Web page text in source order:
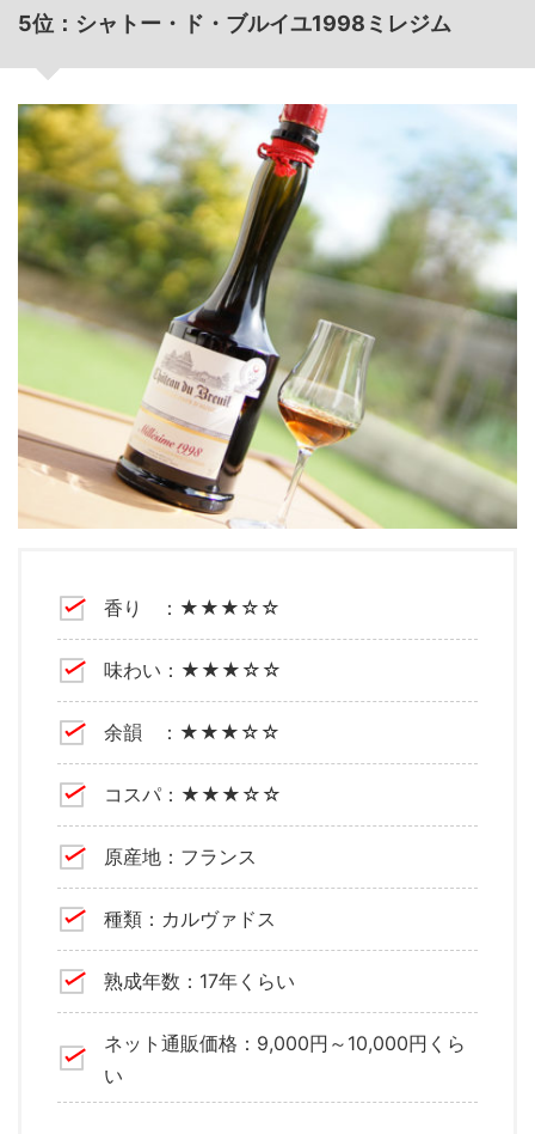
5位：シャトー・ド・ブルイユ1998ミレジム
香り ：★★★☆☆
味わい：★★★☆☆
余韻 ：★★★☆☆
コスパ：★★★☆☆
原産地：フランス
種類：カルヴァドス
熟成年数：17年くらい
ネット通販価格：9,000円～10,000円くら
い